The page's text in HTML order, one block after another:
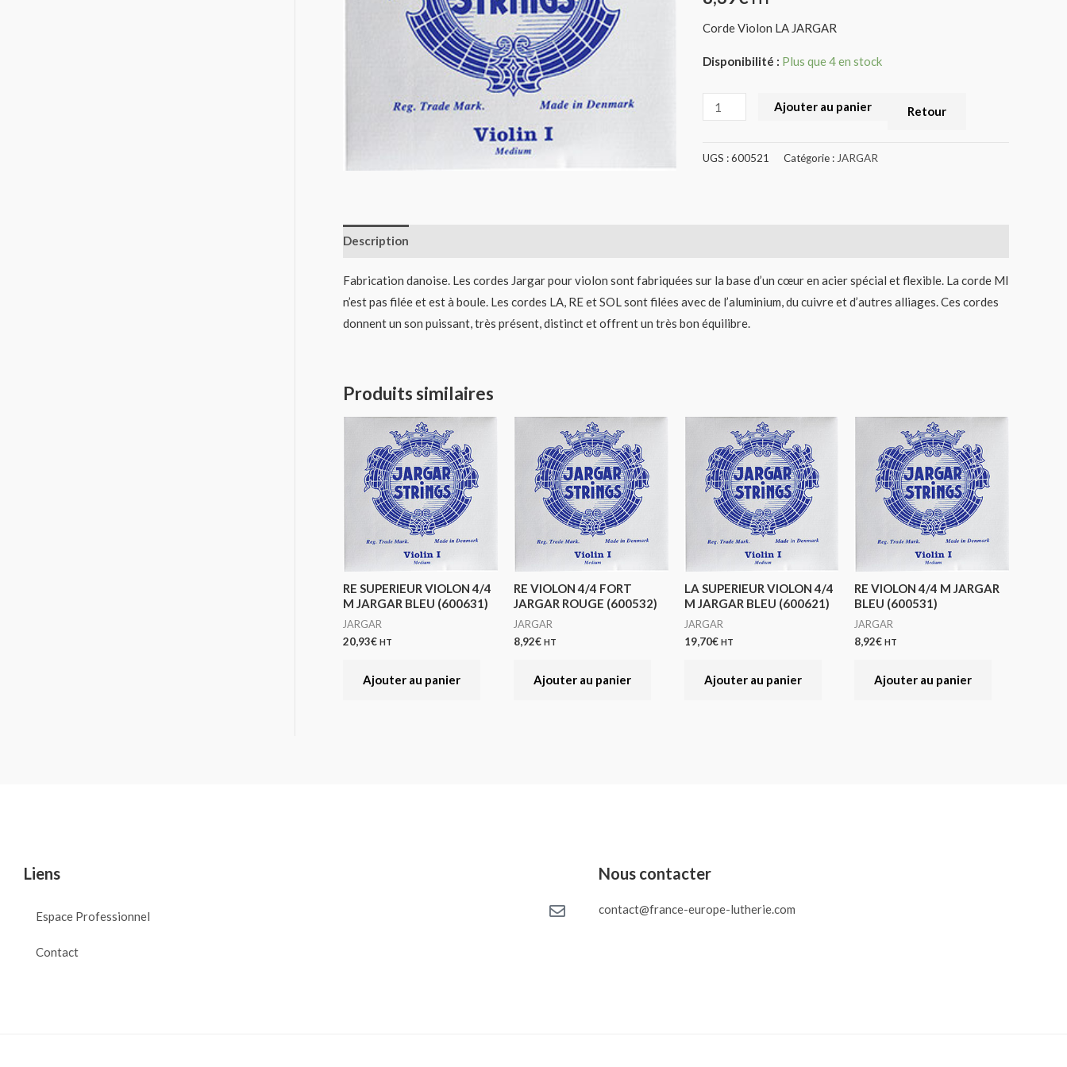
Corde Violon LA JARGAR
Disponibilité : Plus que 4 en stock
Ajouter au panier Retour
UGS :600521 Catégorie : JARGAR
Description
Fabrication danoise. Les cordes Jargar pour violon sont fabriquées sur la base d’un cœur en acier spécial et flexible. La corde MI
n’est pas filée et est à boule. Les cordes LA, RE et SOL sont filées avec de l’aluminium, du cuivre et d’autres alliages. Ces cordes
donnent un son puissant, très présent, distinct et offrent un très bon équilibre.
Produits similaires
RE SUPERIEUR VIOLON 4/4
M JARGAR BLEU (600631)
JARGAR
20,93€ HT
Ajouter au panier
RE VIOLON 4/4 FORT
JARGAR ROUGE (600532)
JARGAR
8,92€ HT
Ajouter au panier
LA SUPERIEUR VIOLON 4/4
M JARGAR BLEU (600621)
JARGAR
19,70€ HT
Ajouter au panier
RE VIOLON 4/4 M JARGAR
BLEU (600531)
JARGAR
8,92€ HT
Ajouter au panier
Liens
Espace Professionnel
Contact
Nous contacter
contact@france-europe-lutherie.com